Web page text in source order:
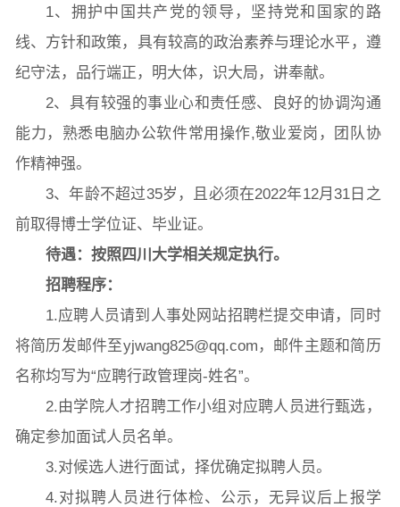
学生活动 创业就业 奖助学金
常用办公电话
1、拥护中国共产党的领导，坚持党和国家的路
线、方针和政策，具有较高的政治素养与理论水平，遵
纪守法，品行端正，明大体，识大局，讲奉献。
2、具有较强的事业心和责任感、良好的协调沟通
能力，熟悉电脑办公软件常用操作,敬业爱岗，团队协
作精神强。
3、年龄不超过35岁，且必须在2022年12月31日之
前取得博士学位证、毕业证。
待遇： 按照四川大学相关规定执行。
招聘程序：
1.应聘人员请到人事处网站招聘栏提交申请，同时
将简历发邮件至yjwang825@qq.com ，邮件主题和简历
名称均写为“应聘行政管理岗-姓名”。
2.由学院人才招聘工作小组对应聘人员进行甄选，
确定参加面试人员名单。
3.对候选人进行面试，择优确定拟聘人员。
4.对拟聘人员进行体检、公示，无异议后上报学